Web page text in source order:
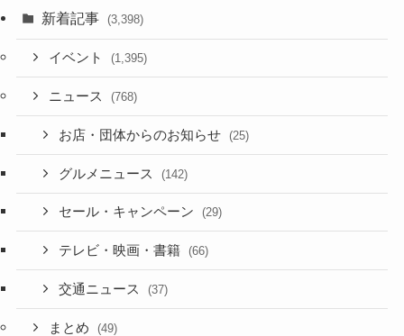
新着記事 (3,398)
イベント (1,395)
ニュース (768)
お店・団体からのお知らせ (25)
グルメニュース (142)
セール・キャンペーン (29)
テレビ・映画・書籍 (66)
交通ニュース (37)
まとめ (49)